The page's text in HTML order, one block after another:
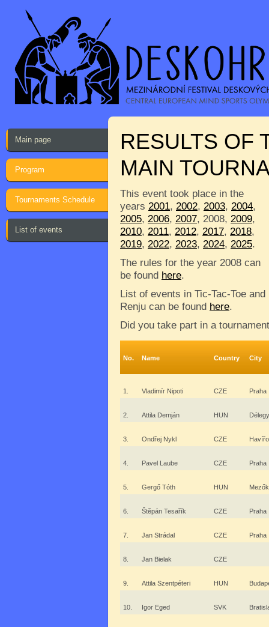
Main page
Program
Tournaments Schedule
List of events
RESULTS OF
MAIN
This event took place in the
years 2001, 2002, 2003, 2004,
2005, 2006, 2007, 2008, 2009,
2010, 2011, 2012, 2017, 2018,
2019, 2022, 2023, 2024, 2025.
The rules for the year 2008 can
be found here.
List of events in Tic-Tac-Toe and
Renju can be found here.
Did you take part in a
No. Name Country City
1. Vladimír Nipoti CZE Praha
2. Attila Demján HUN
3. Ondřej Nykl CZE
4. Pavel Laube CZE Praha
5. Gergő Tóth HUN
6. Štěpán Tesařík CZE Praha
7. Jan Strádal CZE Praha
8. Jan Bielak CZE
9. Attila Szentpéteri HUN
10. Igor Eged SVK